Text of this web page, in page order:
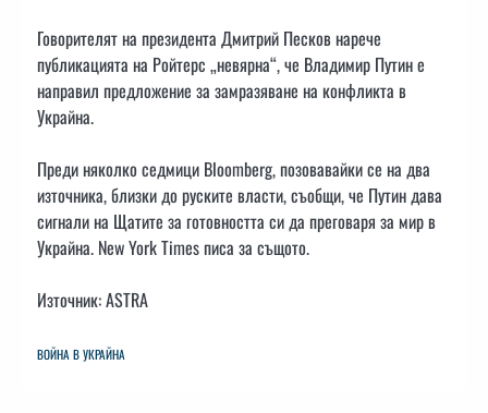
Говорителят на президента Дмитрий Песков нарече
публикацията на Ройтерс „невярна“, че Владимир Путин е
направил предложение за замразяване на конфликта в
Украйна.
Преди няколко седмици Bloomberg, позовавайки се на два
източника, близки до руските власти, съобщи, че Путин дава
сигнали на Щатите за готовността си да преговаря за мир в
Украйна. New York Times писа за същото.
Източник: ASTRA
ВОЙНА В УКРАЙНА